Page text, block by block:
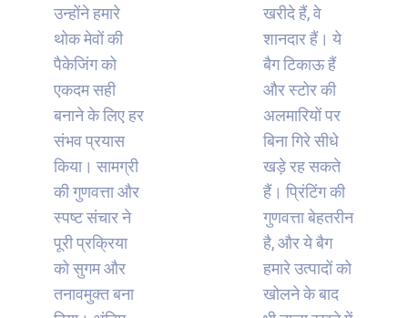
उन्होंने हमारे
थोक मेवों की
पैकेजिंग को
एकदम सही
बनाने के लिए हर
संभव प्रयास
किया। सामग्री
की गुणवत्ता और
स्पष्ट संचार ने
पूरी प्रक्रिया
को सुगम और
तनावमुक्त बना
खरीदे हैं, वे
शानदार हैं। ये
बैग टिकाऊ हैं
और स्टोर की
अलमारियों पर
बिना गिरे सीधे
खड़े रह सकते
हैं। प्रिंटिंग की
गुणवत्ता बेहतरीन
है, और ये बैग
हमारे उत्पादों को
खोलने के बाद